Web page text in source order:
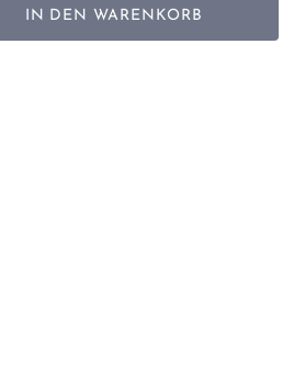
IN DEN WARENKORB